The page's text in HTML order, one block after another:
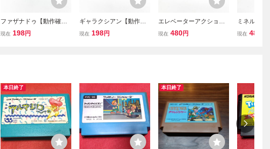
ファザナドゥ【動作確認
済】８本まで同梱可 簡
現在 198円
ギャラクシアン【動作確
認済】８本まで同梱可
現在 198円
エレベーターアクション
【動作確認済】８本まで
現在 480円
ミネルバト
作確認済】
現在 480
本日終了 本日終了